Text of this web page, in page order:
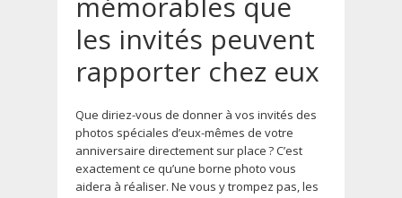
les invités peuvent
rapporter chez eux
Que diriez-vous de donner à vos invités des
photos spéciales d’eux-mêmes de votre
anniversaire directement sur place ? C’est
exactement ce qu’une borne photo vous
aidera à réaliser. Ne vous y trompez pas, les